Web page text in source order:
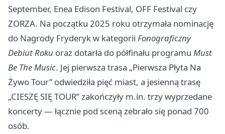
September, Enea Edison Festival, OFF Festival czy
ZORZA. Na początku 2025 roku otrzymała nominację
do Nagrody Fryderyk w kategorii Fonograficzny
Debiut Roku oraz dotarła do półfinału programu Must
Be The Music. Jej pierwsza trasa „Pierwsza Płyta Na
Żywo Tour” odwiedziła pięć miast, a jesienną trasę
„CIESZĘ SIĘ TOUR” zakończyły m.in. trzy wyprzedane
koncerty — łącznie pod sceną zebrało się ponad 700
osób.